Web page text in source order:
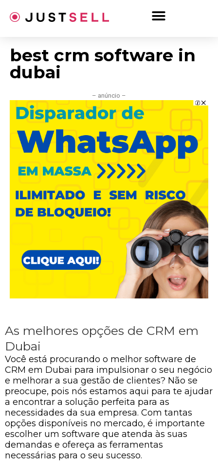
para
best crm software in
dubai
– anúncio –
As melhores opções de CRM em
Dubai
Você está procurando o melhor software de
CRM em Dubai para impulsionar o seu negócio
e melhorar a sua gestão de clientes? Não se
preocupe, pois nós estamos aqui para te ajudar
a encontrar a solução perfeita para as
necessidades da sua empresa. Com tantas
opções disponíveis no mercado, é importante
escolher um software que atenda às suas
demandas e ofereça as ferramentas
necessárias para o seu sucesso.